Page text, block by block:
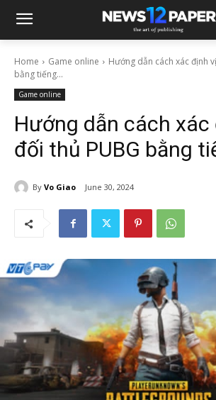
Home Game online
Hướng dẫn cách xác định
bằng tiếng...
Game online
Hướng dẫn cách
đối thủ PUBG bằng
By Vo Giao June 30, 2024